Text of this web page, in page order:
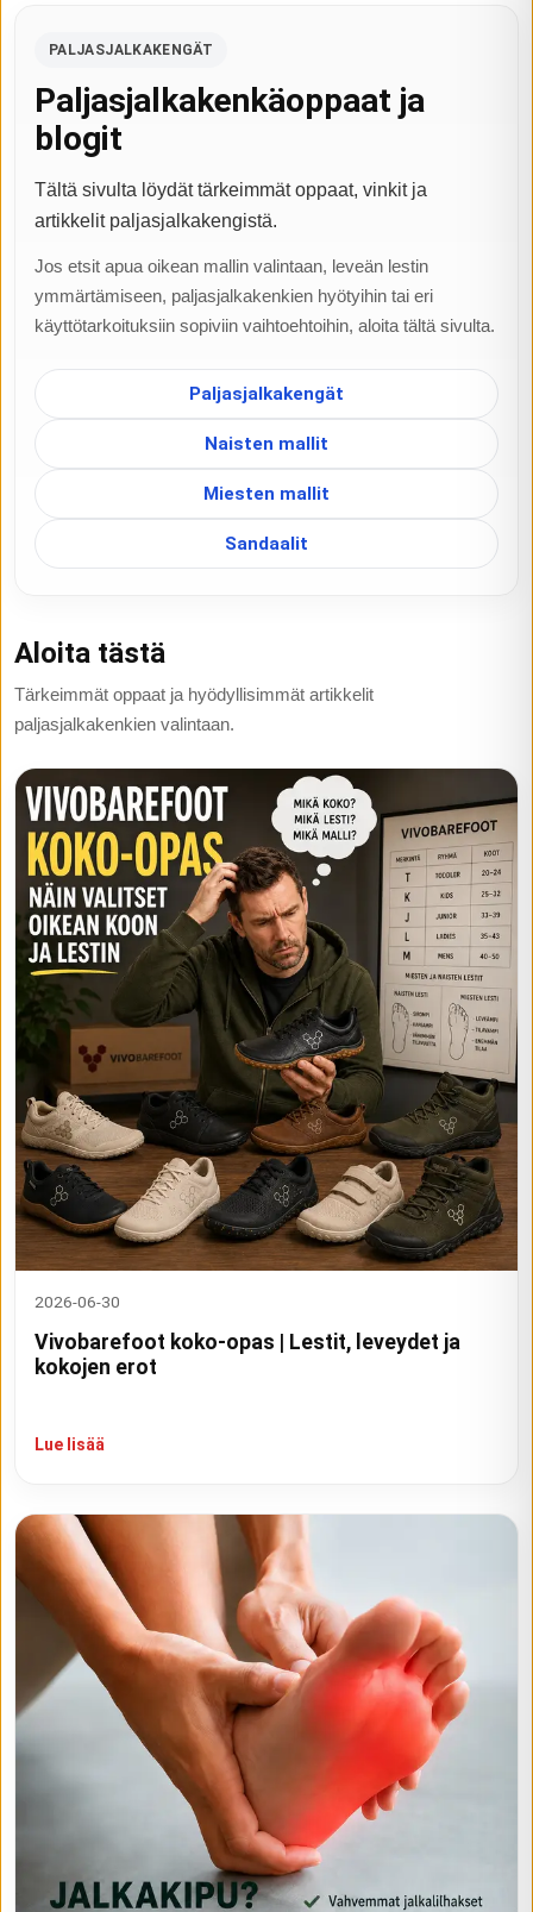
PALJASJALKAKENGÄT
Paljasjalkakenkäoppaat ja
blogit
Tältä sivulta löydät tärkeimmät oppaat, vinkit ja
artikkelit paljasjalkakengistä.
Jos etsit apua oikean mallin valintaan, leveän lestin
ymmärtämiseen, paljasjalkakenkien hyötyihin tai eri
käyttötarkoituksiin sopiviin vaihtoehtoihin, aloita tältä sivulta.
Paljasjalkakengät
Naisten mallit
Miesten mallit
Sandaalit
Aloita tästä
Tärkeimmät oppaat ja hyödyllisimmät artikkelit
paljasjalkakenkien valintaan.
2026-06-30
Vivobarefoot koko-opas | Lestit, leveydet ja
kokojen erot
Lue lisää